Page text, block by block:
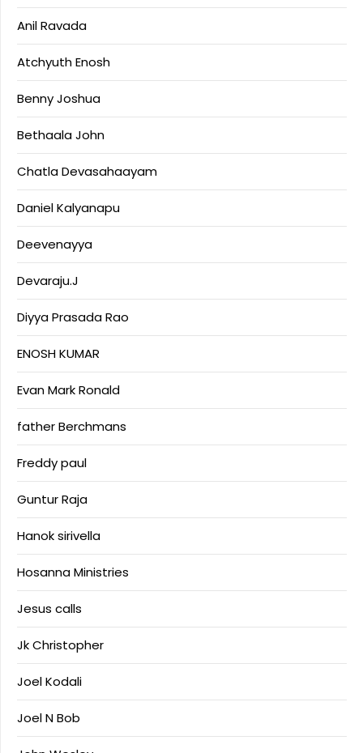
Anil Ravada
Atchyuth Enosh
Benny Joshua
Bethaala John
Chatla Devasahaayam
Daniel Kalyanapu
Deevenayya
Devaraju.J
Diyya Prasada Rao
ENOSH KUMAR
Evan Mark Ronald
father Berchmans
Freddy paul
Guntur Raja
Hanok sirivella
Hosanna Ministries
Jesus calls
Jk Christopher
Joel Kodali
Joel N Bob